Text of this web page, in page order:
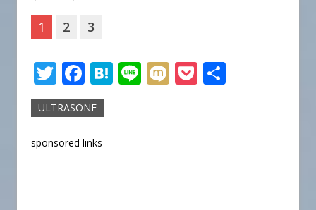
1
2 3
T
w
it
te
F
a
c
e
H Li M P
ULTRASONE
sponsored links